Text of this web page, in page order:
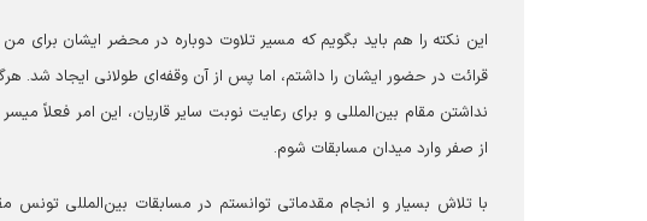
قرائت در حضور ایشان را داشتم، اما پس از آن وقفه‌ای طولانی ایجاد شد.
نداشتن مقام بین‌المللی و برای رعایت نوبت سایر قاریان، این امر فعلاً
از صفر وارد میدان مسابقات شوم.